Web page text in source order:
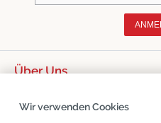
Über Uns
Wir verwenden Cookies